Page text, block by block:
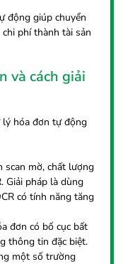
động giúp chuyển
phí thành tài sản
và cách giải
lý hóa đơn tự động
scan mờ, chất lượng
Giải pháp là dùng
có tính năng tăng
đơn có bố cục bất
thông tin đặc biệt.
một số trường